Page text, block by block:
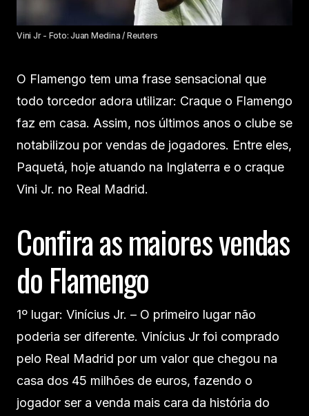
Vini Jr - Foto: Juan Medina / Reuters
O Flamengo tem uma frase sensacional que
todo torcedor adora utilizar: Craque o Flamengo
faz em casa. Assim, nos últimos anos o clube se
notabilizou por vendas de jogadores. Entre eles,
Paquetá, hoje atuando na Inglaterra e o craque
Vini Jr. no Real Madrid.
Confira as maiores vendas
do Flamengo
1º lugar: Vinícius Jr. – O primeiro lugar não
poderia ser diferente. Vinícius Jr foi comprado
pelo Real Madrid por um valor que chegou na
casa dos 45 milhões de euros, fazendo o
jogador ser a venda mais cara da história do